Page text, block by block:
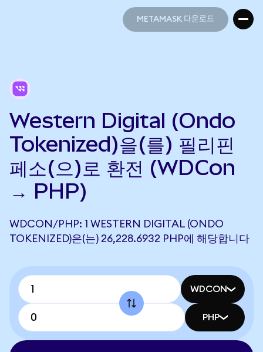
METAMASK 다운로드
Western Digital (Ondo
Tokenized)을(를) 필리핀
페소(으)로 환전 (WDCon
→ PHP)
WDCON/PHP: 1 WESTERN DIGITAL (ONDO
TOKENIZED)은(는) 26,228.6932 PHP에 해당합니다
WDCON
PHP